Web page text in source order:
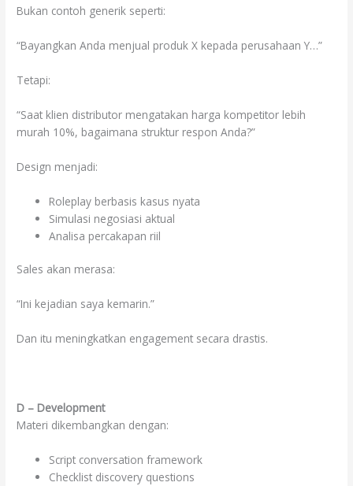
Bukan contoh generik seperti:
“Bayangkan Anda menjual produk X kepada perusahaan Y…”
Tetapi:
“Saat klien distributor mengatakan harga kompetitor lebih
murah 10%, bagaimana struktur respon Anda?”
Design menjadi:
Roleplay berbasis kasus nyata
Simulasi negosiasi aktual
Analisa percakapan riil
Sales akan merasa:
“Ini kejadian saya kemarin.”
Dan itu meningkatkan engagement secara drastis.
D – Development
Materi dikembangkan dengan:
Script conversation framework
Checklist discovery questions